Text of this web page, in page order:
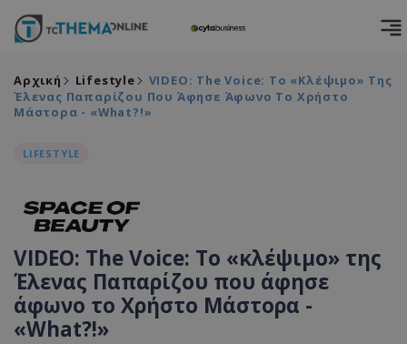
Αρχική Lifestyle
VIDEO: The Voice: Το «κλέψιμο» Της
Έλενας Παπαρίζου Που Άφησε Άφωνο Το Χρήστο
Μάστορα - «What?!»
LIFESTYLE
VIDEO: The Voice: Το «κλέψιμο» της
Έλενας Παπαρίζου που άφησε
άφωνο το Χρήστο Μάστορα -
«What?!»